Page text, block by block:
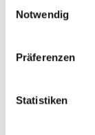
Notwendig
Präferenzen
Statistiken